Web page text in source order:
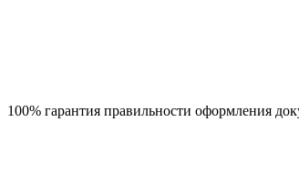
100% гарантия правильности оформления